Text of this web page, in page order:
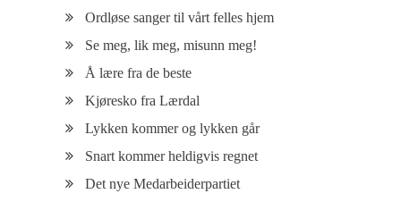
Ordløse sanger til vårt felles hjem
Se meg, lik meg, misunn meg!
Å lære fra de beste
Kjøresko fra Lærdal
Lykken kommer og lykken går
Snart kommer heldigvis regnet
Det nye Medarbeiderpartiet